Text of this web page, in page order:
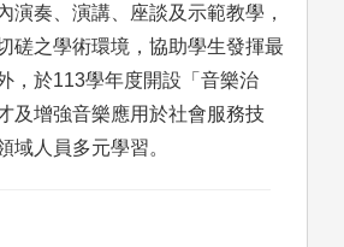
演奏、演講、座談及示範教學，
磋之學術環境，協助學生發揮最
，於113學年度開設「音樂治
及增強音樂應用於社會服務技
域人員多元學習。